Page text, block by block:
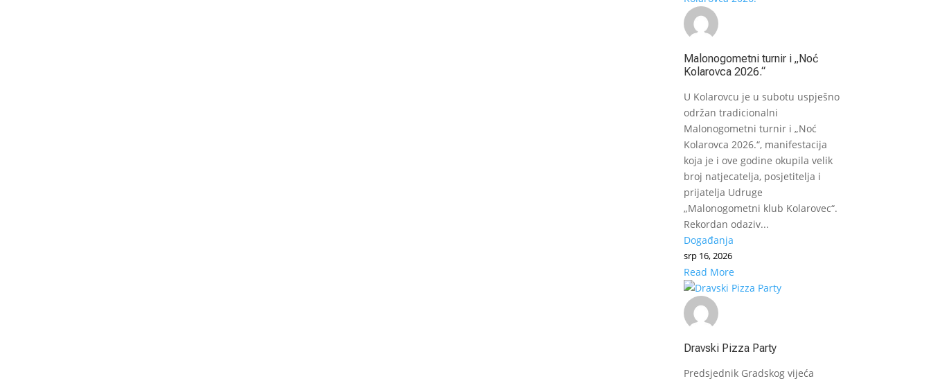
Malonogometni turnir i „Noć
Kolarovca 2026.“
U Kolarovcu je u subotu uspješno
održan tradicionalni
Malonogometni turnir i „Noć
Kolarovca 2026.“, manifestacija
koja je i ove godine okupila velik
broj natjecatelja, posjetitelja i
prijatelja Udruge
„Malonogometni klub Kolarovec“.
Rekordan odaziv...
Događanja
srp 16, 2026
Read More
Dravski Pizza Party
Predsjednik Gradskog vijeća